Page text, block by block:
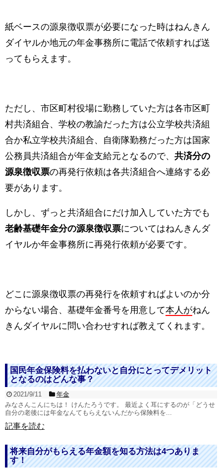
紙ベースの源泉徴収票が必要になった時はねんきん
ダイヤルか地元の年金事務所に電話で依頼すれば送
ってもらえます。
ただし、市区町村役場に勤務していた方は各市区町
村共済組合、学校の教諭だった方は公立学校共済組
合か私立学校共済組合、自衛隊勤務だった方は国家
公務員共済組合が年金支給元となるので、 共済分の
源泉徴収票の再発行依頼は各共済組合へ連絡する必
要があります。
しかし、ずっと共済組合にだけ加入していた方でも
老齢基礎年金分の源泉徴収票についてはねんきんダ
イヤルか年金事務所に再発行依頼が必要です。
どこに源泉徴収票の再発行を依頼すればよいのか分
からない場合、基礎年金番号を用意して本人がねん
きんダイヤルに問い合わせすれば教えてくれます。
国民年金保険料を払わないと自分にとってデメリット
となるのはどんな事？
2021/9/11
年金
みなさんこんにちは！ けんたろうです。 最近よく耳にするのが「どうせ
自分の老後には年金なんてもらえないんだから保険料を...
記事を読む
将来自分がもらえる年金額を知る方法は4つありま
す！